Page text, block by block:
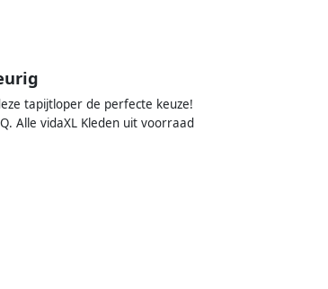
tapijtloper de perfecte keuze!
Alle vidaXL Kleden uit voorraad